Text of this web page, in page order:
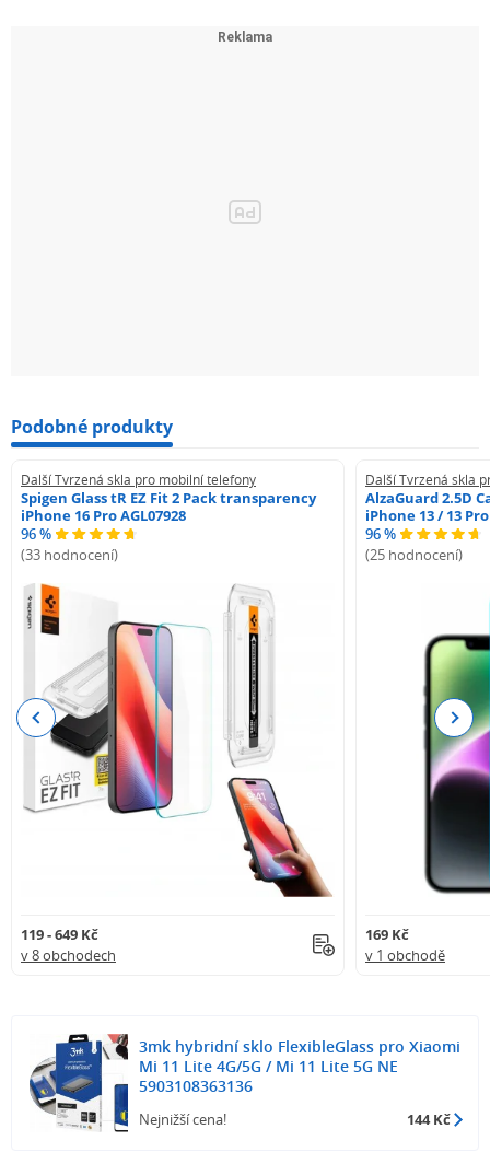
Podobné produkty
Další Tvrzená skla pro mobilní telefony
Spigen Glass tR EZ Fit 2 Pack transparency
iPhone 16 Pro AGL07928
96 %
(33 hodnocení)
119 - 649 Kč
v 8 obchodech
Další Tvrzená skla
AlzaGuard 2.5D
iPhone 13 / 13 Pro
96 %
(25 hodnocení)
169 Kč
v 1 obchodě
Previous Next
3mk hybridní sklo FlexibleGlass pro Xiaomi
Mi 11 Lite 4G/5G / Mi 11 Lite 5G NE
5903108363136
Nejnižší cena! 144 Kč